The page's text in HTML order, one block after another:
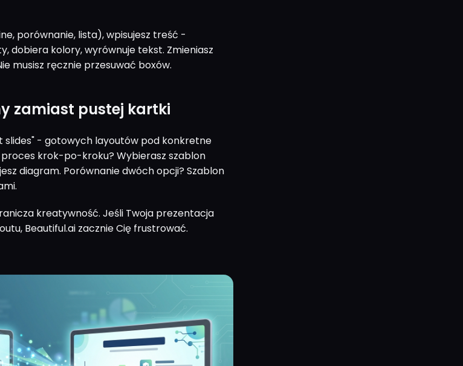
porównanie, lista), wpisujesz treść -
dobiera kolory, wyrównuje tekst. Zmieniasz
musisz ręcznie przesuwać boxów.
zamiast pustej kartki
slides" - gotowych layoutów pod konkretne
krok-po-kroku? Wybierasz szablon
diagram. Porównanie dwóch opcji? Szablon
kreatywność. Jeśli Twoja prezentacja
Beautiful.ai zacznie Cię frustrować.